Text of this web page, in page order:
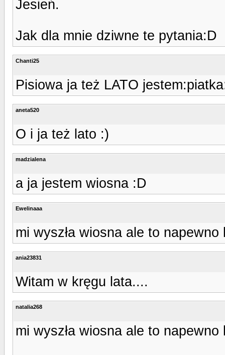
Jesień.
Jak dla mnie dziwne te pytania:D
Chanti25
Pisiowa ja też LATO
aneta520
O i ja też lato :)
madzialena
a ja jestem wiosna :D
Ewelinaaa
mi wyszła wiosna ale to napewno
ania23831
Witam w kręgu lata....
natalia268
mi wyszła wiosna ale to napewno